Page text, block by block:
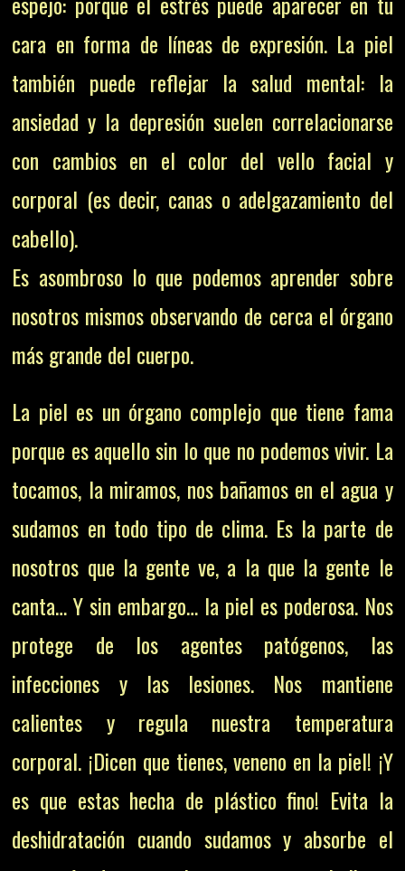
cara en forma de líneas de expresión. La piel
también puede reflejar la salud mental: la
ansiedad y la depresión suelen correlacionarse
con cambios en el color del vello facial y
corporal (es decir, canas o adelgazamiento del
cabello).
Es asombroso lo que podemos aprender sobre
nosotros mismos observando de cerca el órgano
más grande del cuerpo.
La piel es un órgano complejo que tiene fama
porque es aquello sin lo que no podemos vivir. La
tocamos, la miramos, nos bañamos en el agua y
sudamos en todo tipo de clima. Es la parte de
nosotros que la gente ve, a la que la gente le
canta… Y sin embargo… la piel es poderosa. Nos
protege de los agentes patógenos, las
infecciones y las lesiones. Nos mantiene
calientes y regula nuestra temperatura
corporal. ¡Dicen que tienes, veneno en la piel! ¡Y
es que estas hecha de plástico fino! Evita la
deshidratación cuando sudamos y absorbe el